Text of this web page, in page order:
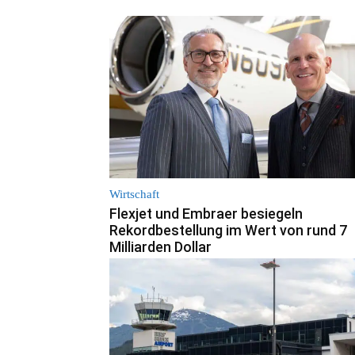
Wirtschaft
Flexjet und Embraer besiegeln
Rekordbestellung im Wert von rund 7
Milliarden Dollar